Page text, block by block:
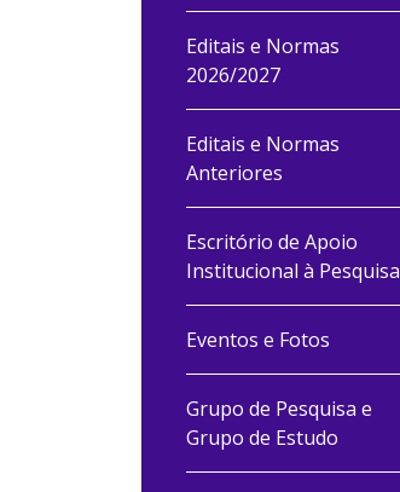
Editais e Normas
2026/2027
Editais e Normas
Anteriores
Escritório de Apoio
Institucional à Pesquisa
Eventos e Fotos
Grupo de Pesquisa e
Grupo de Estudo